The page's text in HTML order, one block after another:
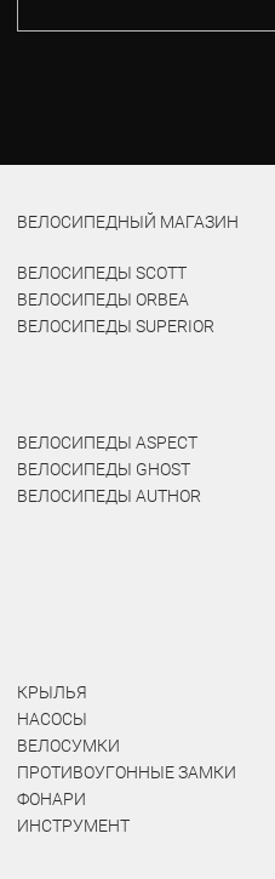
ВЕЛОСИПЕДНЫЙ МАГАЗИН
ВЕЛОСИПЕДЫ SCOTT
ВЕЛОСИПЕДЫ ORBEA
ВЕЛОСИПЕДЫ SUPERIOR
ВЕЛОСИПЕДЫ ASPECT
ВЕЛОСИПЕДЫ GHOST
ВЕЛОСИПЕДЫ AUTHOR
КРЫЛЬЯ
НАСОСЫ
ВЕЛОСУМКИ
ПРОТИВОУГОННЫЕ ЗАМКИ
ФОНАРИ
ИНСТРУМЕНТ